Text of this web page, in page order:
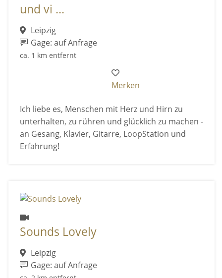
und vi ...
Leipzig
Gage: auf Anfrage
ca. 1 km entfernt
Merken
Ich liebe es, Menschen mit Herz und Hirn zu
unterhalten, zu rühren und glücklich zu machen -
an Gesang, Klavier, Gitarre, LoopStation und
Erfahrung!
Sounds Lovely
Leipzig
Gage: auf Anfrage